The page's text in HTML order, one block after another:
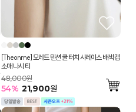
[Theonme] 모레트 텐션 쿨 터치 샤레이스 배색 캡
소매 나시 티
48,000원
54% 21,900원